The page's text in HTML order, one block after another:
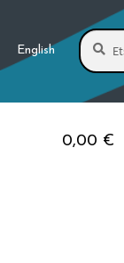
English
Etsi:
Haku
0,00 €